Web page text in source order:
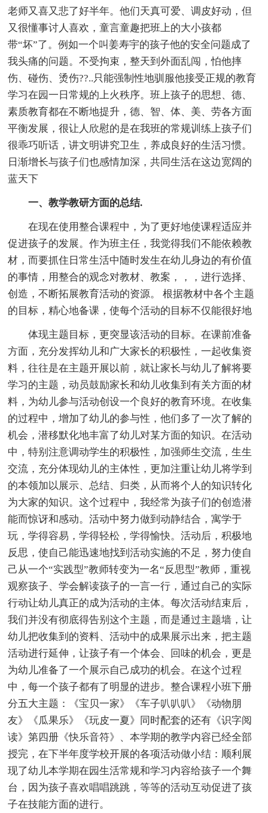
老师又喜又悲了好半年。他们天真可爱、调皮好动，但
又很懂事讨人喜欢，童言童趣把班上的大小孩都
带“坏”了。例如一个叫姜寿宇的孩子他的安全问题成了
我头痛的问题。不受拘束，整天到外面乱闯，怕他摔
伤、碰伤、烫伤??..只能强制性地驯服他接受正规的教育
学习在园一日常规的上火秩序。班上孩子的思想、德、
素质教育都在不断地提升，德、智、体、美、劳各方面
平衡发展，很让人欣慰的是在我班的常规训练上孩子们
很乖巧听话，讲文明讲究卫生，养成良好的生活习惯。
日渐增长与孩子们也感情加深，共同生活在这边宽阔的
蓝天下
一、教学教研方面的总结.
在现在使用整合课程中，为了更好地使课程适应并
促进孩子的发展。作为班主任，我觉得我们不能依赖教
材，而要抓住日常生活中随时发生在幼儿身边的有价值
的事情，用整合的观念对教材、教案，，，进行选择、
创造，不断拓展教育活动的资源。 根据教材中各个主题
的目标，精心地备课，使每个活动的目标不仅能很好地
体现主题目标，更突显该活动的目标。在课前准备
方面，充分发挥幼儿和广大家长的积极性，一起收集资
料，往往是在主题开展以前，就让家长与幼儿了解将要
学习的主题，动员鼓励家长和幼儿收集到有关方面的材
料，为幼儿参与活动创设一个良好的教育环境。在收集
的过程中，增加了幼儿的参与性，他们多了一次了解的
机会，潜移默化地丰富了幼儿对某方面的知识。在活动
中，特别注意调动学生的积极性，加强师生交流，生生
交流，充分体现幼儿的主体性，更加注重让幼儿将学到
的本领加以展示、总结、归类，从而将个人的知识转化
为大家的知识。这个过程中，我经常为孩子们的创造潜
能而惊讶和感动。活动中努力做到动静结合，寓学于
玩，学得容易，学得轻松，学得愉快。活动后，积极地
反思，使自己能迅速地找到活动实施的不足，努力使自
己从一个“实践型”教师转变为一名“反思型”教师，重视
观察孩子、学会解读孩子的一言一行，通过自己的实际
行动让幼儿真正的成为活动的主体。每次活动结束后，
我们并没有彻底得告别这个主题，而是通过主题墙，让
幼儿把收集到的资料、活动中的成果展示出来，把主题
活动进行延伸，让孩子有一个体会、回味的机会，更是
为幼儿准备了一个展示自己成功的机会。在这个过程
中，每一个孩子都有了明显的进步。整合课程小班下册
分五大主题：《宝贝一家》《车子叭叭叭》《动物朋
友》《瓜果乐》《玩皮一夏》同时配套的还有《识字阅
读》第四册《快乐音符》、本学期的教学内容已经全部
授完，在下半年度学校开展的各项活动做小结：顺利展
现了幼儿本学期在园生活常规和学习内容给孩子一个舞
台，因为孩子喜欢唱唱跳跳，等等的活动互动促进了孩
子在技能方面的进行。